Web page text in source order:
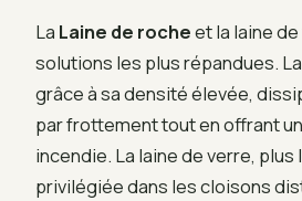
La Laine de rocheet la laine
solutions les plus répandues.
grâce à sa densité élevée,
par frottement tout en offrant
incendie. La laine de verre,
privilégiée dans les cloisons